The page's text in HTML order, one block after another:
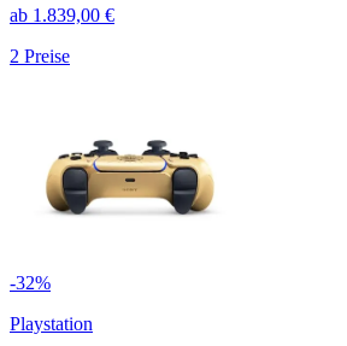
ab 1.839,00 €
2 Preise
-32%
Playstation